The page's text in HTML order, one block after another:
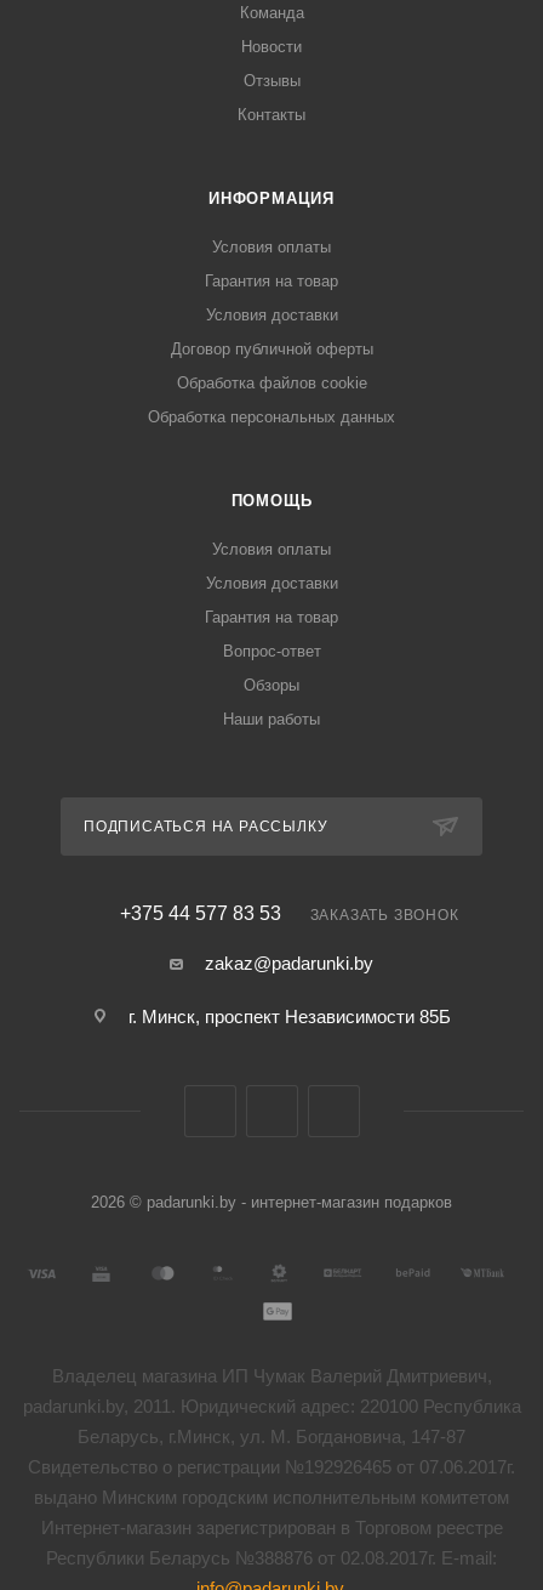
Команда
Новости
Отзывы
Контакты
ИНФОРМАЦИЯ
Условия оплаты
Гарантия на товар
Условия доставки
Договор публичной оферты
Обработка файлов cookie
Обработка персональных данных
ПОМОЩЬ
Условия оплаты
Условия доставки
Гарантия на товар
Вопрос-ответ
Обзоры
Наши работы
ПОДПИСАТЬСЯ НА РАССЫЛКУ
+375 44 577 83 53 ЗАКАЗАТЬ ЗВОНОК
zakaz@padarunki.by
г. Минск, проспект Независимости 85Б
2026 © padarunki.by - интернет-магазин подарков
Владелец магазина ИП Чумак Валерий Дмитриевич,
padarunki.by, 2011. Юридический адрес: 220100 Республика
Беларусь, г.Минск, ул. М. Богдановича, 147-87
Свидетельство о регистрации №192926465 от 07.06.2017г.
выдано Минским городским исполнительным комитетом
Интернет-магазин зарегистрирован в Торговом реестре
Республики Беларусь №388876 от 02.08.2017г. E-mail: